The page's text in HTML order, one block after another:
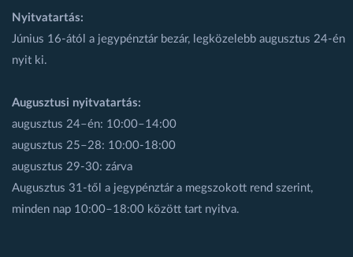
Nyitvatartás:
Június 16-ától a jegypénztár bezár, legközelebb augusztus 24-én
nyit ki.
Augusztusi nyitvatartás:
augusztus 24–én: 10:00–14:00
augusztus 25–28: 10:00-18:00
augusztus 29-30: zárva
Augusztus 31-től a jegypénztár a megszokott rend szerint,
minden nap 10:00–18:00 között tart nyitva.